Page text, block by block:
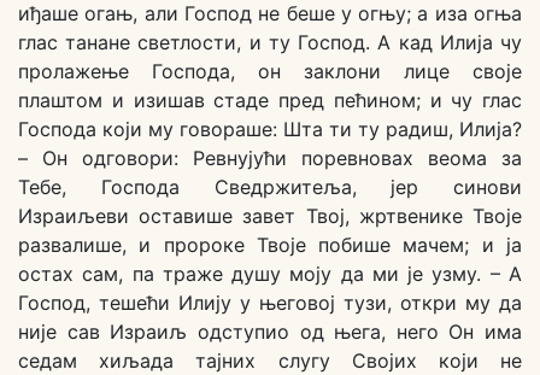
иђаше огањ, али Господ не беше у огњу; а иза огња
глас танане светлости, и ту Господ. А кад Илија чу
пролажење Господа, он заклони лице своје
плаштом и изишав стаде пред пећином; и чу глас
Господа који му говораше: Шта ти ту радиш, Илија?
– Он одговори: Ревнујући поревновах веома за
Тебе, Господа Сведржитеља, јер синови
Израиљеви оставише завет Твој, жртвенике Твоје
развалише, и пророке Твоје побише мачем; и ја
остах сам, па траже душу моју да ми је узму. – А
Господ, тешећи Илију у његовој тузи, откри му да
није сав Израиљ одступио од њега, него Он има
седам хиљада тајних слугу Својих који не